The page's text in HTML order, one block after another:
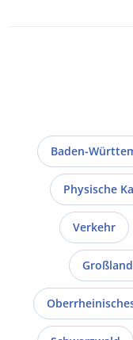
Baden-
Physische
Verkehr